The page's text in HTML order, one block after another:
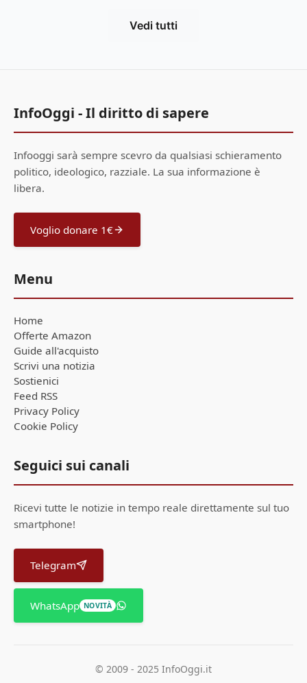
Vedi tutti
InfoOggi - Il diritto di sapere
Infooggi sarà sempre scevro da qualsiasi schieramento
politico, ideologico, razziale. La sua informazione è
libera.
Voglio donare 1€
Menu
Home
Offerte Amazon
Guide all'acquisto
Scrivi una notizia
Sostienici
Feed RSS
Privacy Policy
Cookie Policy
Seguici sui canali
Ricevi tutte le notizie in tempo reale direttamente sul tuo
smartphone!
Telegram
WhatsApp NOVITÀ
© 2009 - 2025 InfoOggi.it